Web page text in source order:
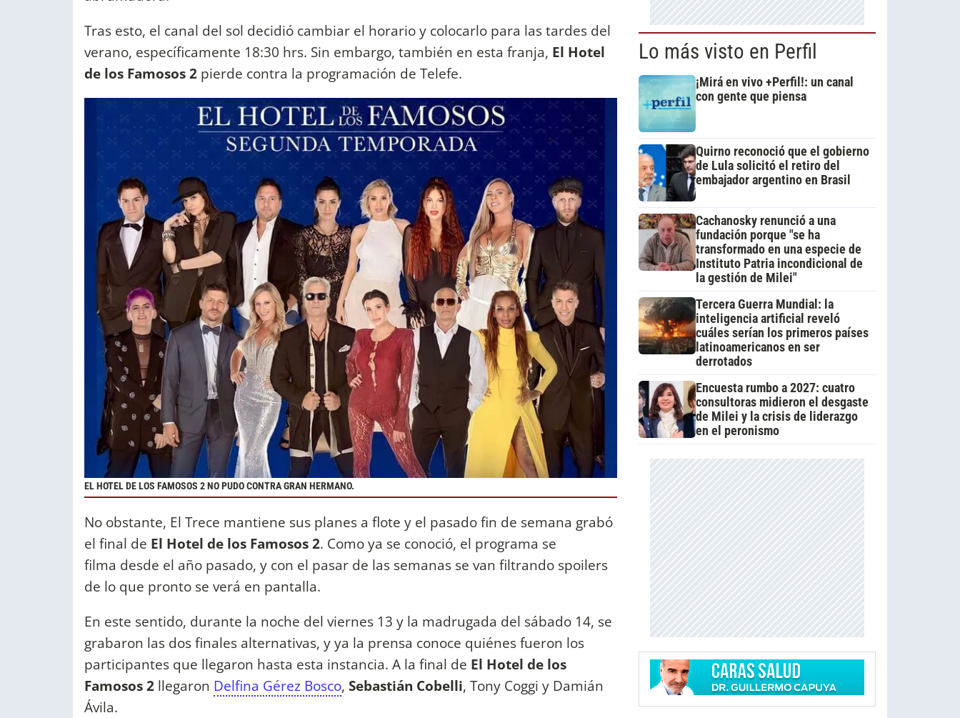
Tras esto, el canal del sol decidió cambiar el horario y colocarlo para las tardes del
verano, específicamente 18:30 hrs. Sin embargo, también en esta franja, El Hotel
de los Famosos 2 pierde contra la programación de Telefe.
EL HOTEL DE LOS FAMOSOS 2 NO PUDO CONTRA GRAN HERMANO.
No obstante, El Trece mantiene sus planes a flote y el pasado fin de semana grabó
el final de El Hotel de los Famosos 2. Como ya se conoció, el programa se
filma desde el año pasado, y con el pasar de las semanas se van filtrando spoilers
de lo que pronto se verá en pantalla.
En este sentido, durante la noche del viernes 13 y la madrugada del sábado 14, se
grabaron las dos finales alternativas, y ya la prensa conoce quiénes fueron los
participantes que llegaron hasta esta instancia. A la final de El Hotel de los
Famosos 2 llegaron Delfina Gérez Bosco, Sebastián Cobelli, Tony Coggi y Damián
Ávila.
Lo más visto en Perfil
¡Mirá en vivo +Perfil!: un canal
con gente que piensa
Quirno reconoció que el gobierno
de Lula solicitó el retiro del
embajador argentino en Brasil
Cachanosky renunció a una
fundación porque "se ha
transformado en una especie de
Instituto Patria incondicional de
la gestión de Milei"
Tercera Guerra Mundial: la
inteligencia artificial reveló
cuáles serían los primeros países
latinoamericanos en ser
derrotados
Encuesta rumbo a 2027: cuatro
consultoras midieron el desgaste
de Milei y la crisis de liderazgo
en el peronismo